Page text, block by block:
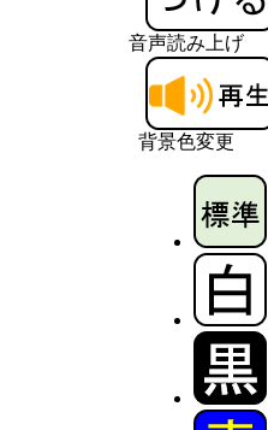
音声読み上げ
背景色変更